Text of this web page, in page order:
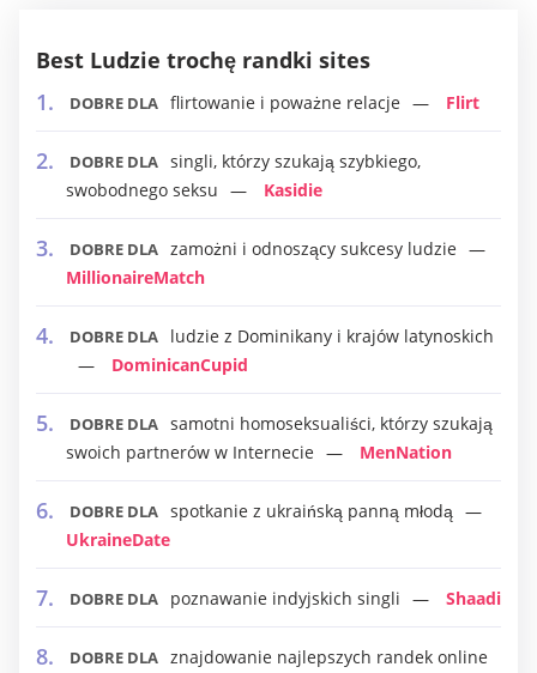
Best Ludzie trochę randki sites
DOBRE DLA flirtowanie i poważne relacje Flirt
DOBRE DLA singli, którzy szukają szybkiego,
swobodnego seksu
Kasidie
DOBRE DLA zamożni i odnoszący sukcesy ludzie
MillionaireMatch
DOBRE DLA
ludzie z Dominikany i krajów latynoskich
DominicanCupid
DOBRE DLA samotni homoseksualiści, którzy szukają
swoich partnerów w Internecie
MenNation
DOBRE DLA spotkanie z ukraińską panną młodą
UkraineDate
DOBRE DLA poznawanie indyjskich singli Shaadi
DOBRE DLA znajdowanie najlepszych randek online